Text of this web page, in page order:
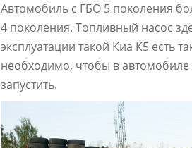
Автомобиль с ГБО 5 поколения
4 поколения. Топливный насос
эксплуатации такой Киа К5 есть
необходимо, чтобы в автомобиле
запустить.